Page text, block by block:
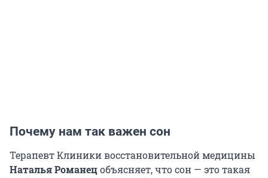
Почему нам так важен сон
Терапевт Клиники восстановительной медицины
Наталья Романецобъясняет, что сон — это такая